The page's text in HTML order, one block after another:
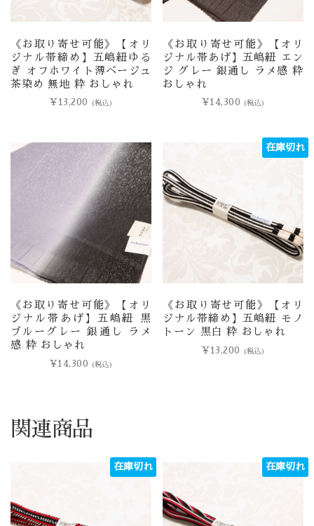
《お取り寄せ可能》【オリ
ジナル帯締め】五嶋紐ゆる
ぎ オフホワイト薄ベージュ
茶染め 無地 粋 おしゃれ
¥ 13,200 (税込)
《お取り寄せ可能》【オリ
ジナル帯あげ】五嶋紐 エン
ジ グレー 銀通し ラメ感 粋
おしゃれ
¥ 14,300 (税込)
《お取り寄せ可能》【オリ
ジナル帯あげ】五嶋紐 黒
ブルーグレー 銀通し ラメ
感 粋 おしゃれ
¥14,300 (税込)
《お取り寄せ可能》【オリ
ジナル帯締め】五嶋紐 モノ
トーン 黒白 粋 おしゃれ
在庫切れ
¥13,200 (税込)
関連商品
在庫切れ 在庫切れ